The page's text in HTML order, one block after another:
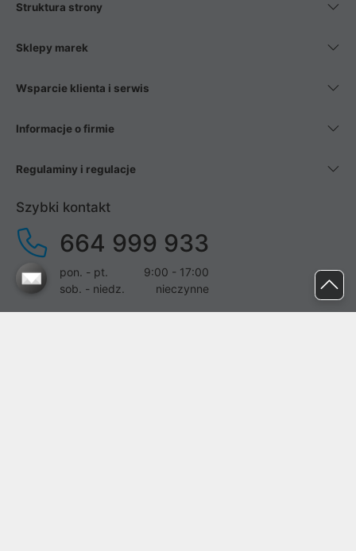
Struktura strony
Sklepy marek
Wsparcie klienta i serwis
Informacje o firmie
Regulaminy i regulacje
Szybki kontakt
664 999 933
pon. - pt.
9:00 - 17:00
sob. - niedz.
nieczynne